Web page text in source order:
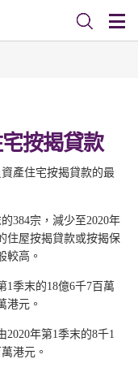
按揭貸款
產住宅按揭貸款的最
384宗，減少至2020年
住屋按揭貸款或按揭保
較高。
1季末的18億6千7百萬
港元。
年第1季末的8千1
港元。